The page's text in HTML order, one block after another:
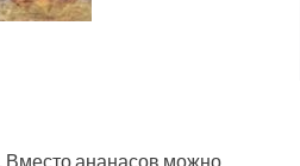
Вместо ананасов можно